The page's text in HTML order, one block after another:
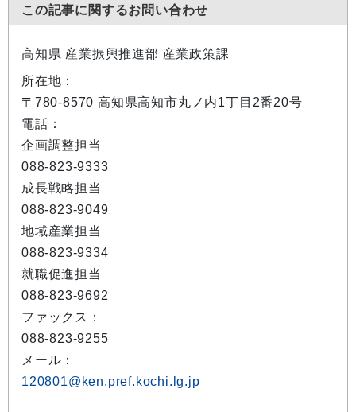
この記事に関するお問い合わせ
高知県 産業振興推進部 産業政策課
所在地：
〒780-8570 高知県高知市丸ノ内1丁目2番20号
電話：
企画調整担当
088-823-9333
成長戦略担当
088-823-9049
地域産業担当
088-823-9334
就職促進担当
088-823-9692
ファックス：
088-823-9255
メール：
120801@ken.pref.kochi.lg.jp